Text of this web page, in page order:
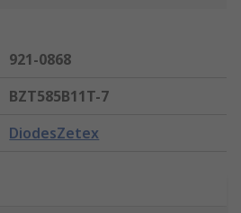
921-0868
BZT585B11T-7
DiodesZetex